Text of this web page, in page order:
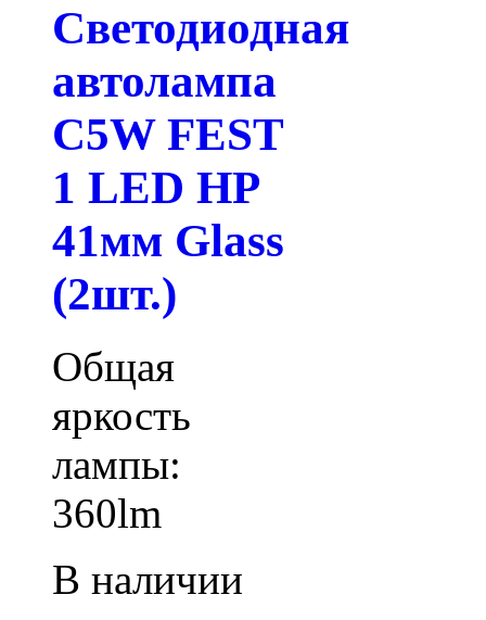
Светодиодная
автолампа
C5W FEST
1 LED HP
41мм Glass
(2шт.)
Общая
яркость
лампы:
360lm
В наличии